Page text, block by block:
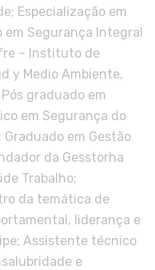
Especialização em
em Segurança Integral
– Instituto de
y Medio Ambiente,
graduado em
em Segurança do
Graduado em Gestão
da Gesstorha
Trabalho;
da temática de
liderança e
Assistente técnico
e